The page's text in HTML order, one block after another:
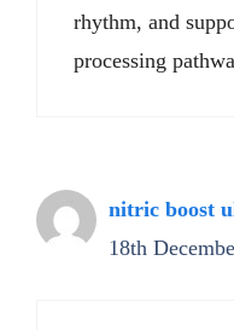
rhythm, and
processing
nitric boost
18th